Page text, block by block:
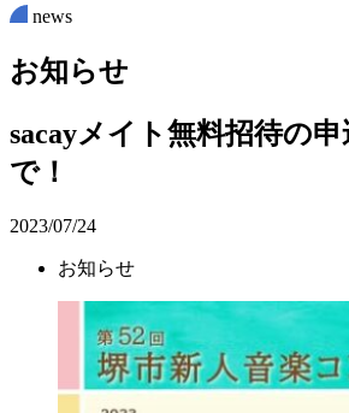
news
お知らせ
sacayメイト無料招待の申
で！
2023/07/24
お知らせ